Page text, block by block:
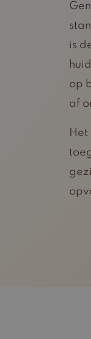
is
op
af
Het